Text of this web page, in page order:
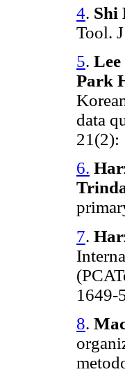
4. Shi
Tool.
5.
Park
data
21(2):
6.
7.
1649-
8.